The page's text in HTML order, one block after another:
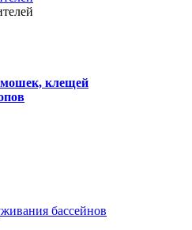
мошек, клещей
бассейнов